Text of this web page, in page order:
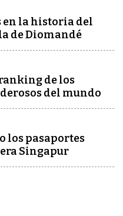
en la historia del
de Diomandé
de los
del mundo
los pasaportes
Singapur